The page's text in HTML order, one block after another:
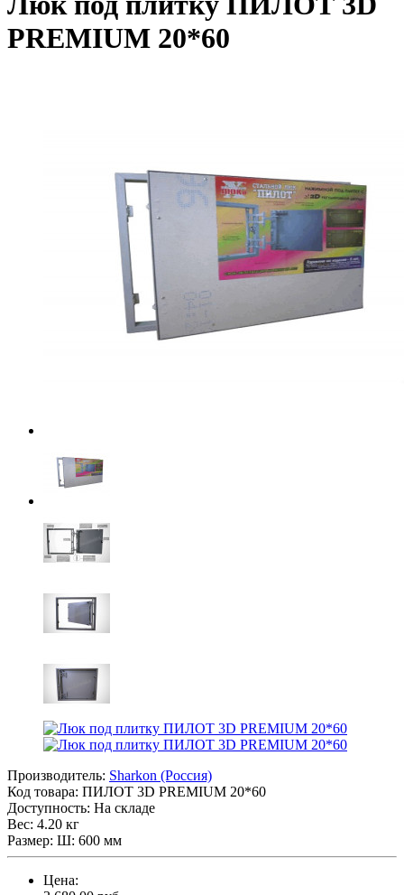
PREMIUM 20*60
Производитель: Sharkon (Россия)
Код товара: ПИЛОТ 3D PREMIUM 20*60
Доступность: На складе
Вес: 4.20 кг
Размер: Ш: 600 мм
Цена: